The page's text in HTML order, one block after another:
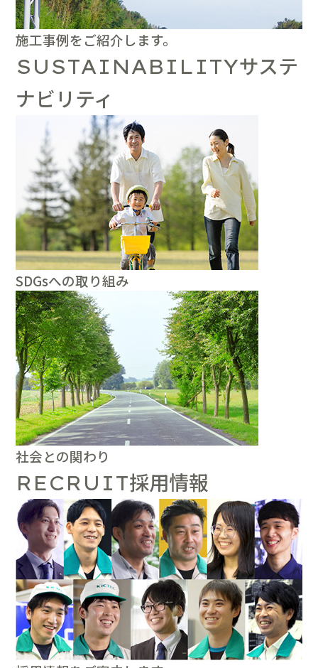
施工事例をご紹介します。
SUSTAINABILITYサステ
ナビリティ
SDGsへの取り組み
社会との関わり
RECRUIT採用情報